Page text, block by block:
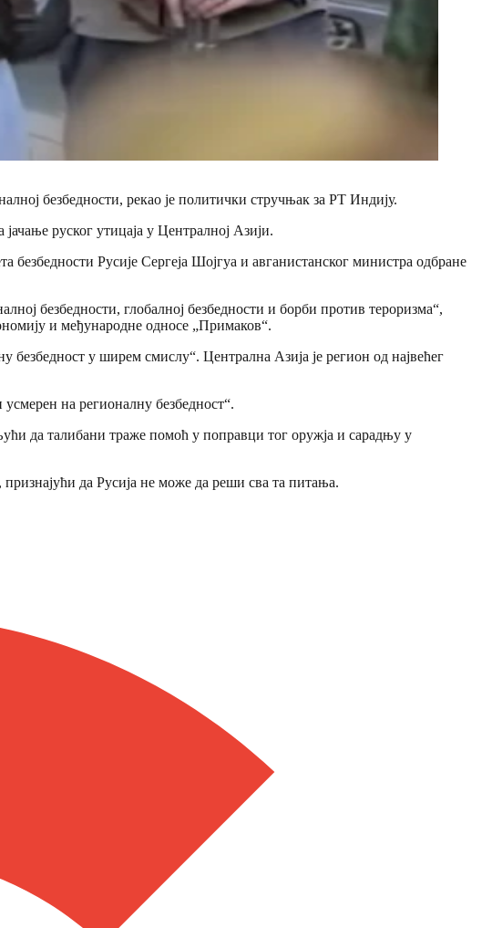
безбедности, рекао је политички стручњак за РТ Индију.
руског утицаја у Централној Азији.
Русије Сергеја Шојгуа и авганистанског министра одбране
безбедности, глобалној безбедности и борби против тероризма“,
и међународне односе „Примаков“.
безбедност у ширем смислу“. Централна Азија је регион од највећег
на регионалну безбедност“.
да талибани траже помоћ у поправци тог оружја и сарадњу у
да Русија не може да реши сва та питања.